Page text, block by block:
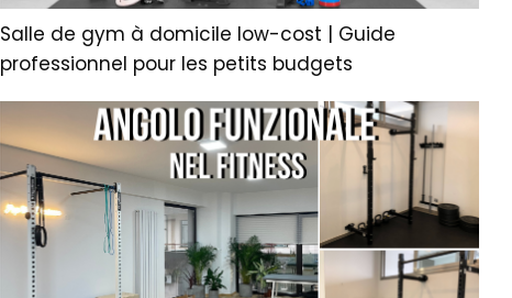
Salle de gym à domicile low-cost | Guide
professionnel pour les petits budgets